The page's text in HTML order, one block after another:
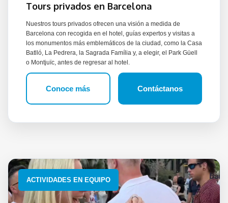
Tours privados en Barcelona
Nuestros tours privados ofrecen una visión a medida de
Barcelona con recogida en el hotel, guías expertos y visitas a
los monumentos más emblemáticos de la ciudad, como la Casa
Batlló, La Pedrera, la Sagrada Família y, a elegir, el Park Güell
o Montjuïc, antes de regresar al hotel.
Conoce más Contáctanos
ACTIVIDADES EN EQUIPO